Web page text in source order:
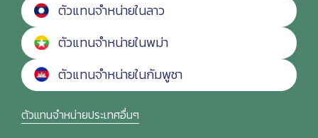
ตัวแทนจำหน่ายในลาว
ตัวแทนจำหน่ายในพม่า
ตัวแทนจำหน่ายในกัมพูชา
ตัวแทนจำหน่ายประเทศอื่นๆ